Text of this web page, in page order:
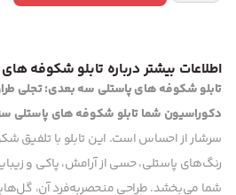
اطلاعات بیشتر درباره تابلو شکوفه
تابلو شکوفه های پاستلی سه بعدی: تجلی
دکوراسیون شماتابلو شکوفه های پاستلی
سرشار از احساس است. این تابلو با تلفیق
رنگ‌های پاستلی، حسی از آرامش، پاکی و
شما می‌بخشد. طراحی منحصربه‌فرد آن،